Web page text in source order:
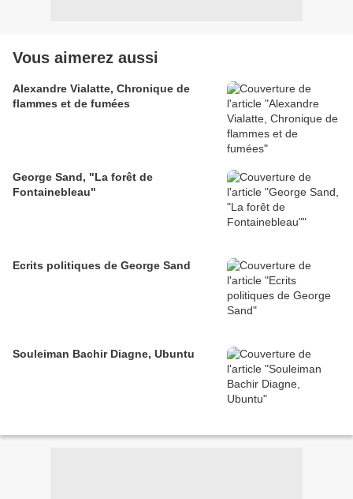
Vous aimerez aussi
Alexandre Vialatte, Chronique de
flammes et de fumées
George Sand, "La forêt de
Fontainebleau"
Ecrits politiques de George Sand
Souleiman Bachir Diagne, Ubuntu